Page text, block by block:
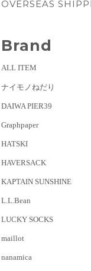
OVERSEAS
Brand
ALL ITEM
ナイモノねだり
DAIWA PIER39
Graphpaper
HATSKI
HAVERSACK
KAPTAIN SUNSHINE
L.L.Bean
LUCKY SOCKS
maillot
nanamica